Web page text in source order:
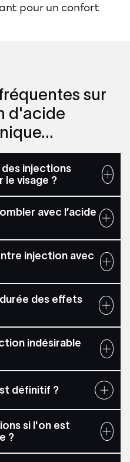
pour un confort
sur
d'acide
injections
le visage ?
avec l’acide
injection avec
des effets
indésirable
définitif ?
si l'on est
?